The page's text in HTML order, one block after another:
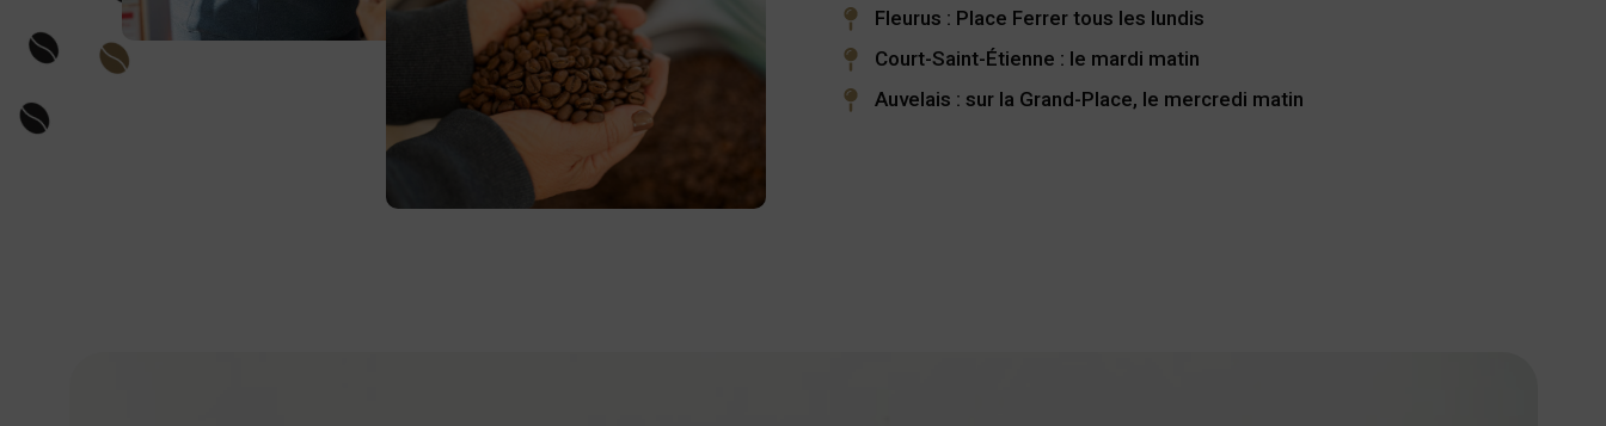
Fleurus : Place Ferrer tous les lundis
Court-Saint-Étienne : le mardi matin
Auvelais : sur la Grand-Place, le mercredi matin